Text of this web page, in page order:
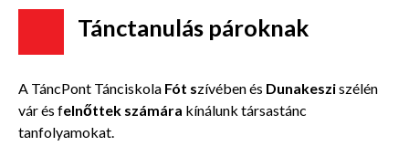
Tánctanulás pároknak
A TáncPont Tánciskola Fót szívében és Dunakesziszélén
vár és felnőttek számára kínálunk társastánc
tanfolyamokat.